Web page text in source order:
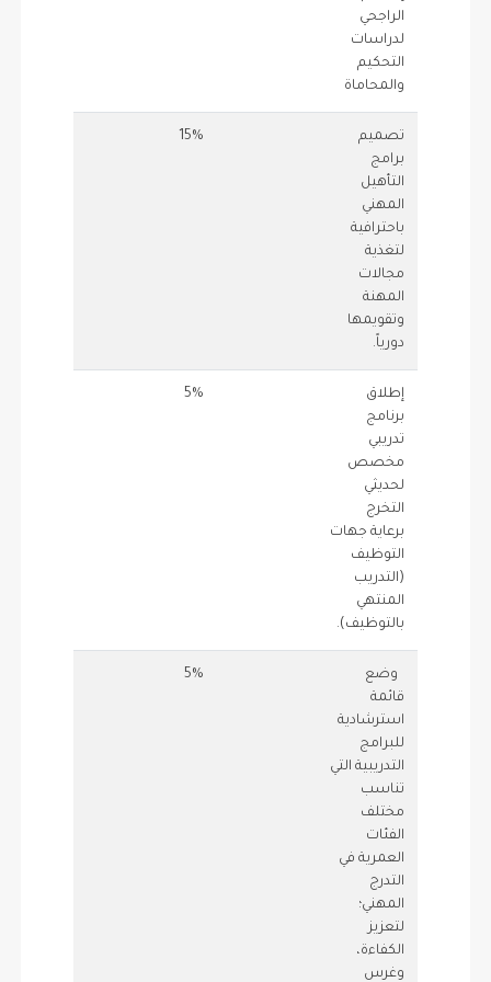
الراجحي
لدراسات
التحكيم
والمحاماة
تصميم
برامج
التأهيل
المهني
باحترافية
لتغذية
مجالات
المهنة
وتقويمها
دورياً.
15%
إطلاق
برنامج
تدريبي
مخصص
لحديثي
التخرج
برعاية جهات
التوظيف
(التدريب
المنتهي
بالتوظيف).
5%
وضع
قائمة
استرشادية
للبرامج
التدريبية التي
تناسب
مختلف
الفئات
العمرية في
التدرج
المهني؛
لتعزيز
الكفاءة،
وغرس
5%